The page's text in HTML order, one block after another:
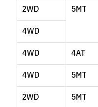
2WD 5MT
4WD
4WD
4AT
4WD 5MT
2WD 5MT